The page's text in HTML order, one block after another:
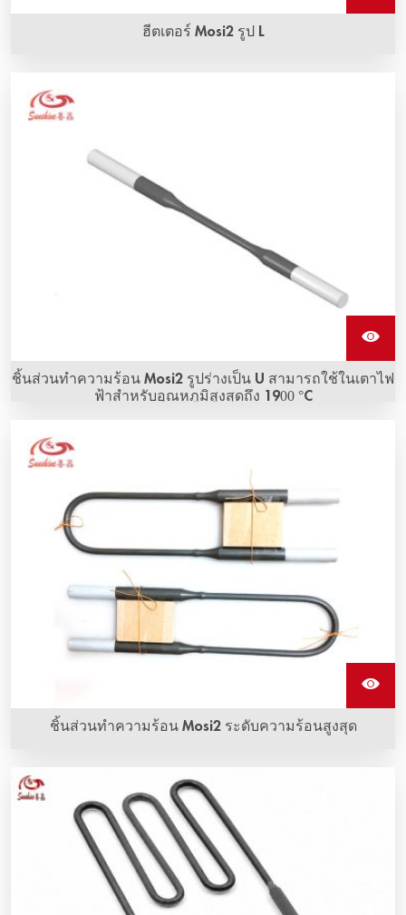
ฮีตเตอร์ Mosi2 รูป L
ในหลายรูปร่างและขนาด มีอุณหภูมิการทํางานสูงสุด
ชิ้นส่วนทำความร้อน Mosi2 รูปร่างเป็น U สามารถใช้ในเตาไฟ
ฟ้าสำหรับอุณหภูมิสูงสุดถึง 1900 °C
ชิ้นส่วนทำความร้อน Mosi2 ระดับความร้อนสูงสุด